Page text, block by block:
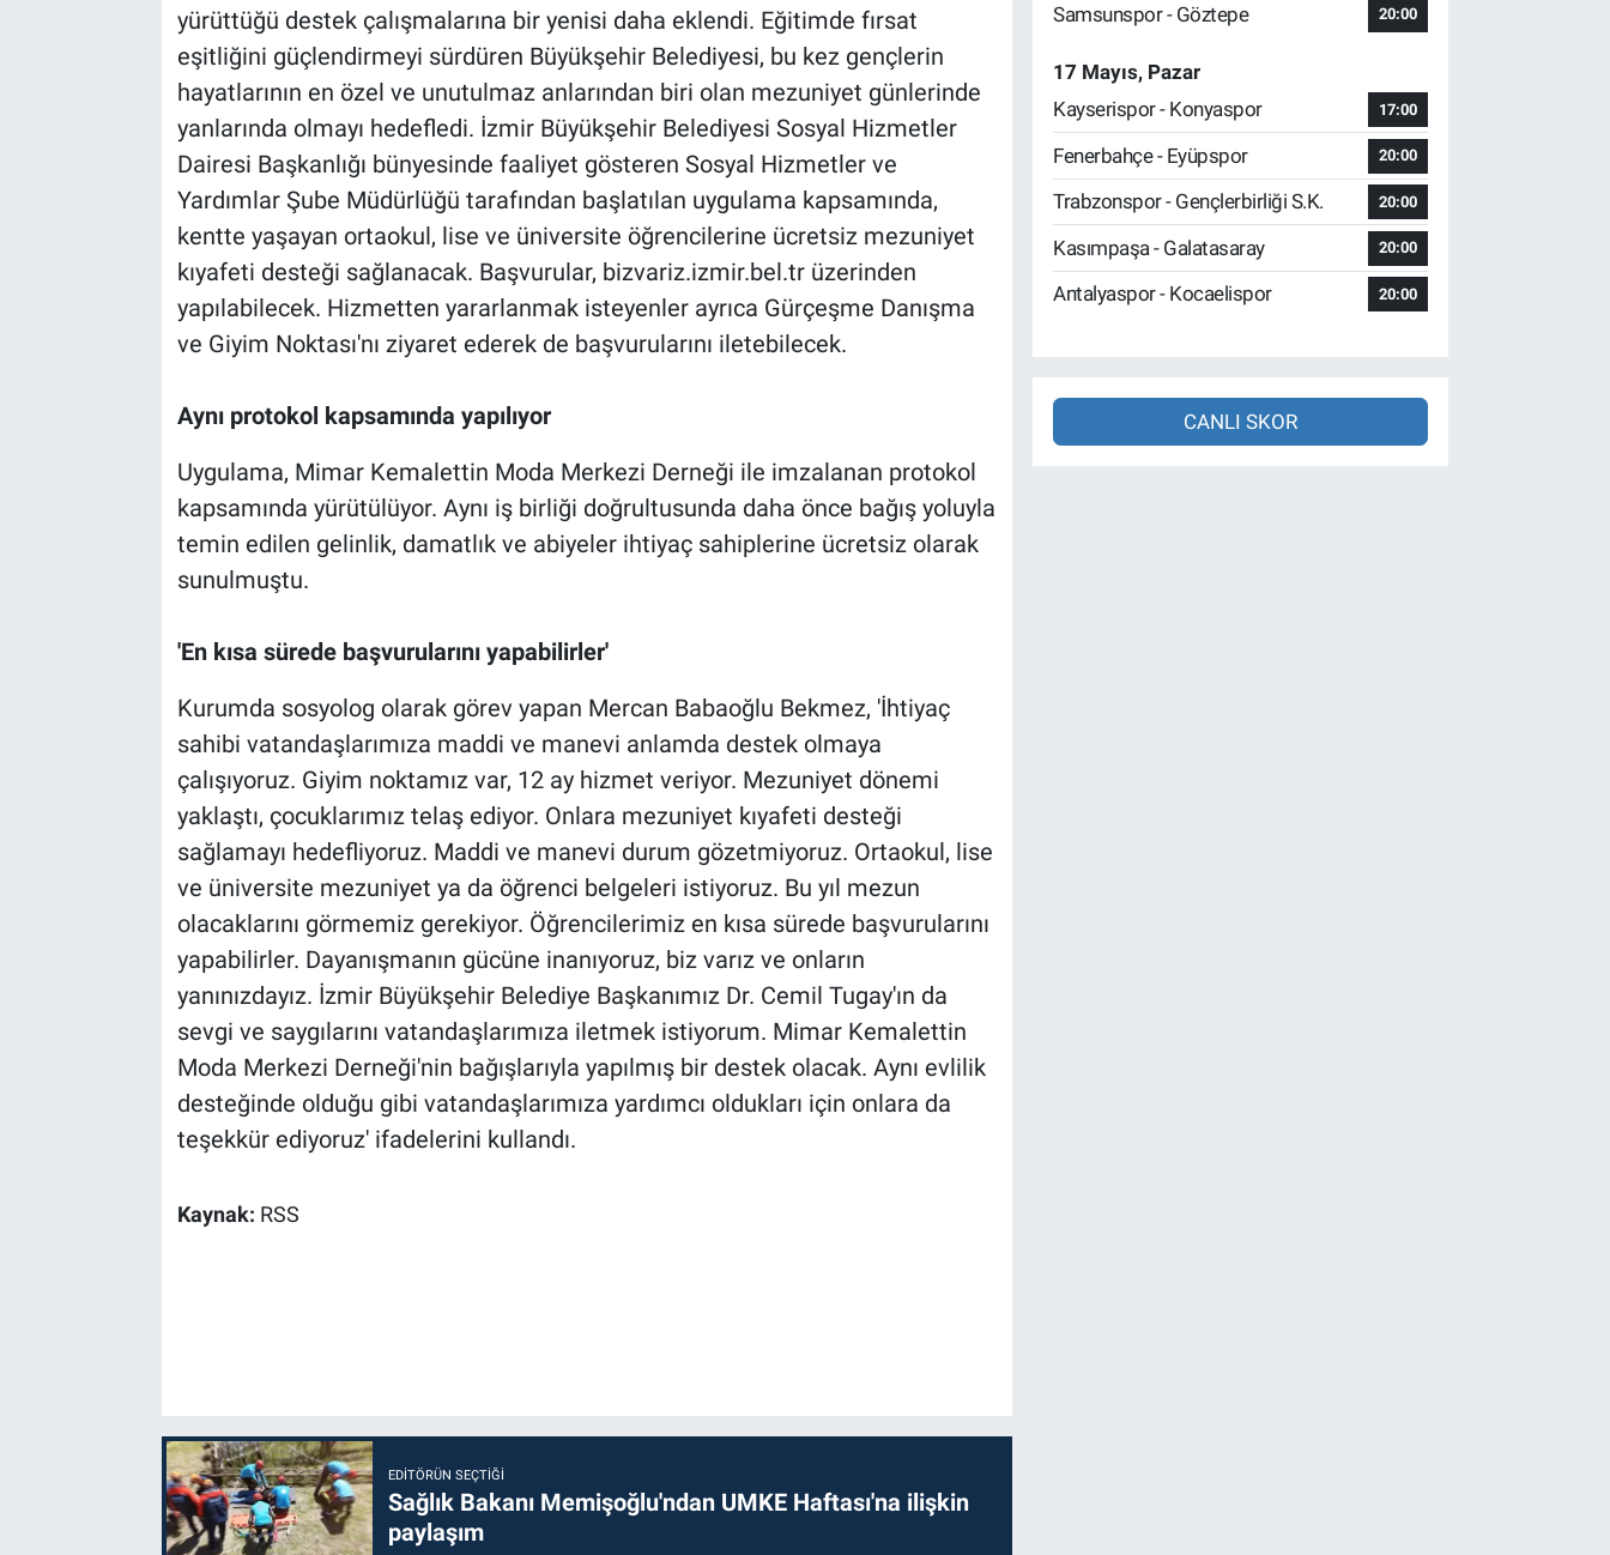
yürüttüğü destek çalışmalarına bir yenisi daha eklendi. Eğitimde fırsat
eşitliğini güçlendirmeyi sürdüren Büyükşehir Belediyesi, bu kez gençlerin
hayatlarının en özel ve unutulmaz anlarından biri olan mezuniyet günlerinde
yanlarında olmayı hedefledi. İzmir Büyükşehir Belediyesi Sosyal Hizmetler
Dairesi Başkanlığı bünyesinde faaliyet gösteren Sosyal Hizmetler ve
Yardımlar Şube Müdürlüğü tarafından başlatılan uygulama kapsamında,
kentte yaşayan ortaokul, lise ve üniversite öğrencilerine ücretsiz mezuniyet
kıyafeti desteği sağlanacak. Başvurular, bizvariz.izmir.bel.tr üzerinden
yapılabilecek. Hizmetten yararlanmak isteyenler ayrıca Gürçeşme Danışma
ve Giyim Noktası'nı ziyaret ederek de başvurularını iletebilecek.
Aynı protokol kapsamında yapılıyor
Uygulama, Mimar Kemalettin Moda Merkezi Derneği ile imzalanan protokol
kapsamında yürütülüyor. Aynı iş birliği doğrultusunda daha önce bağış yoluyla
temin edilen gelinlik, damatlık ve abiyeler ihtiyaç sahiplerine ücretsiz olarak
sunulmuştu.
'En kısa sürede başvurularını yapabilirler'
Kurumda sosyolog olarak görev yapan Mercan Babaoğlu Bekmez, 'İhtiyaç
sahibi vatandaşlarımıza maddi ve manevi anlamda destek olmaya
çalışıyoruz. Giyim noktamız var, 12 ay hizmet veriyor. Mezuniyet dönemi
yaklaştı, çocuklarımız telaş ediyor. Onlara mezuniyet kıyafeti desteği
sağlamayı hedefliyoruz. Maddi ve manevi durum gözetmiyoruz. Ortaokul, lise
ve üniversite mezuniyet ya da öğrenci belgeleri istiyoruz. Bu yıl mezun
olacaklarını görmemiz gerekiyor. Öğrencilerimiz en kısa sürede başvurularını
yapabilirler. Dayanışmanın gücüne inanıyoruz, biz varız ve onların
yanınızdayız. İzmir Büyükşehir Belediye Başkanımız Dr. Cemil Tugay'ın da
sevgi ve saygılarını vatandaşlarımıza iletmek istiyorum. Mimar Kemalettin
Moda Merkezi Derneği'nin bağışlarıyla yapılmış bir destek olacak. Aynı evlilik
desteğinde olduğu gibi vatandaşlarımıza yardımcı oldukları için onlara da
teşekkür ediyoruz' ifadelerini kullandı.
Kaynak: RSS
EDITÖRÜN SEÇTIĞI
Sağlık Bakanı Memişoğlu'ndan UMKE Haftası'na ilişkin
paylaşım
Samsunspor - Göztepe 20:00
17 Mayıs, Pazar
Kayserispor - Konyaspor
17:00
Fenerbahçe - Eyüpspor 20:00
Trabzonspor - Gençlerbirliği S.K. 20:00
Kasımpaşa - Galatasaray 20:00
Antalyaspor - Kocaelispor 20:00
CANLI SKOR